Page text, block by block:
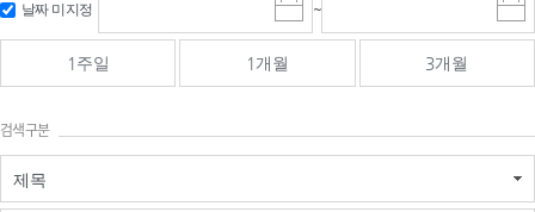
날짜 미지정
시
작
일
선
~
종
료
선
1주일 1개월 3개월
검색구분
제목